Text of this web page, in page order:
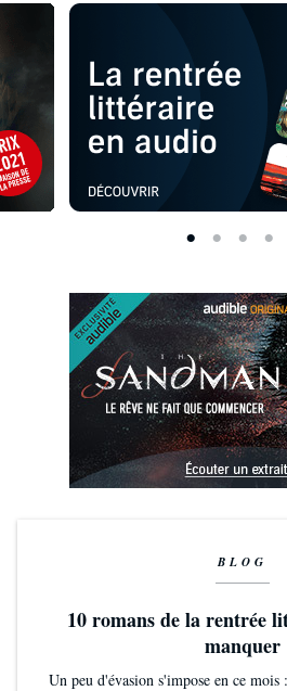
BLOG
10 romans de la rentrée
manquer
Un peu d'évasion s'impose en ce